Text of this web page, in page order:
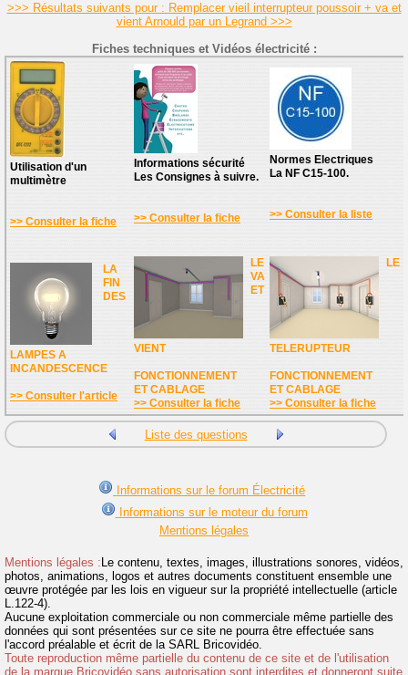
>>> Résultats suivants pour : Remplacer vieil interrupteur poussoir + va et
vient Arnould par un Legrand >>>
Fiches techniques et Vidéos électricité :
Utilisation d'un
multimètre
>> Consulter la fiche
Informations sécurité
Les Consignes à suivre.
>> Consulter la fiche
Normes Electriques
La NF C15-100.
>> Consulter la liste
LA
FIN
DES
LAMPES A
INCANDESCENCE
>> Consulter l'article
LE
VA
ET
VIENT
FONCTIONNEMENT
ET CABLAGE
>> Consulter la fiche
LE
TELERUPTEUR
FONCTIONNEMENT
ET CABLAGE
>> Consulter la fiche
Liste des questions
Informations sur le forum Électricité
Informations sur le moteur du forum
Mentions légales
Mentions légales : Le contenu, textes, images, illustrations sonores, vidéos,
photos, animations, logos et autres documents constituent ensemble une
œuvre protégée par les lois en vigueur sur la propriété intellectuelle (article
L.122-4).
Aucune exploitation commerciale ou non commerciale même partielle des
données qui sont présentées sur ce site ne pourra être effectuée sans
l'accord préalable et écrit de la SARL Bricovidéo.
Toute reproduction même partielle du contenu de ce site et de l'utilisation
de la marque Bricovidéo sans autorisation sont interdites et donneront suite